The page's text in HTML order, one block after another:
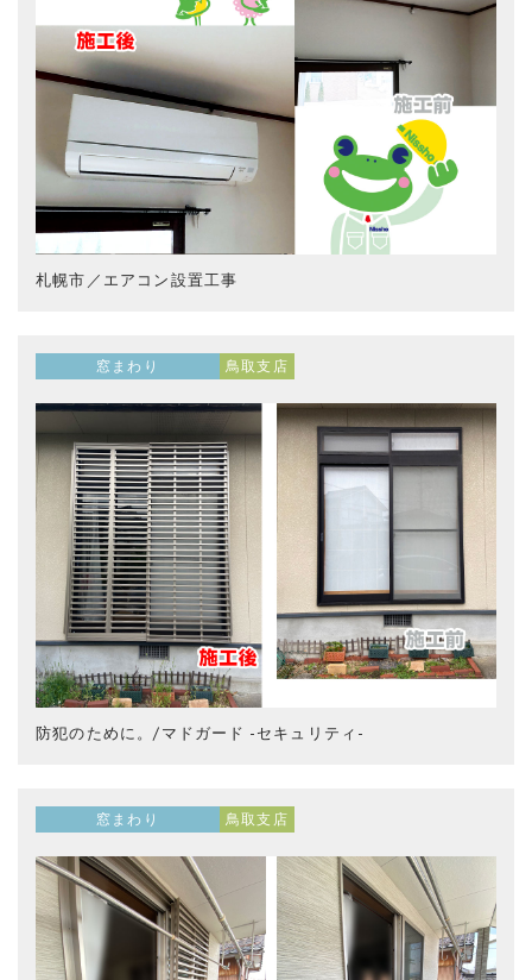
札幌市／エアコン設置工事
窓まわり 鳥取支店
防犯のために。/マドガード -セキュリティ-
窓まわり 鳥取支店